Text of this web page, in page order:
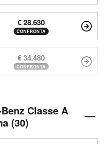
€ 28.630
CONFRONTA
€ 34.480
CONFRONTA
Classe A
(30)